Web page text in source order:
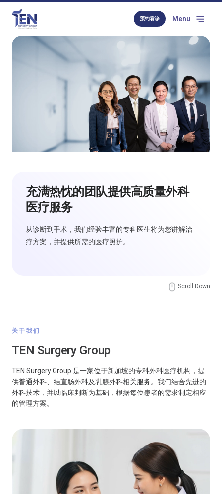
预约看诊 Menu
充满热忱的团队提供高质量外科
医疗服务
从诊断到手术，我们经验丰富的专科医生将为您讲解治
疗方案，并提供所需的医疗照护。
Scroll Down
关于我们
TEN Surgery Group
TEN Surgery Group 是一家位于新加坡的专科外科医疗机构，提
供普通外科、结直肠外科及乳腺外科相关服务。我们结合先进的
外科技术，并以临床判断为基础，根据每位患者的需求制定相应
的管理方案。